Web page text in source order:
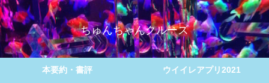
ちゅんちゃんクルーズ
本要約・書評 ウイイレアプリ2021